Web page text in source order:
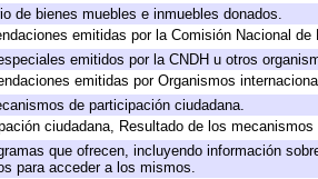
de bienes muebles e inmuebles donados.
emitidas por la Comisión Nacional de
emitidos por la CNDH u otros
emitidas por Organismos
de participación ciudadana.
ciudadana, Resultado de los
que ofrecen, incluyendo información
para acceder a los mismos.